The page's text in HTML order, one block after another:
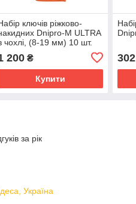
ключів ріжково-
Dnipro-M ULTRA
чохлі, (8-19 мм) 10 шт.
200₴
Купити
302
за рік
Україна